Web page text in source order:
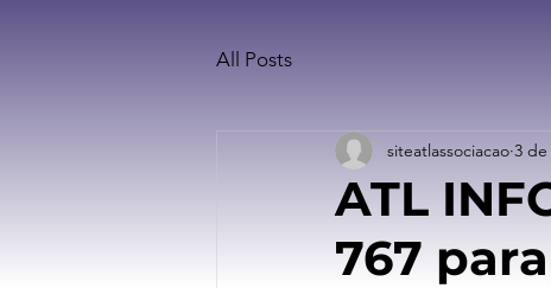
All Posts
ATL
767
siteatlassociacao 3 de